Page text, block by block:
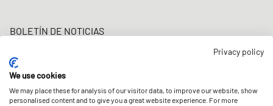
BOLETÍN DE NOTICIAS
actualizaciones de BSTN Raffles y New Arrivals. ¡Regístrese ahora!
Correo electrónico
REGÍSTRATE
Privacy policy
We use cookies
We may place these for analysis of our visitor data, to improve our website, show
personalised content and to give you a great website experience. For more